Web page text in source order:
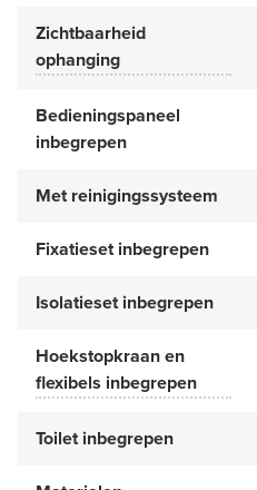
Zichtbaarheid
ophanging
Bedieningspaneel
inbegrepen
Met reinigingssysteem
Fixatieset inbegrepen
Isolatieset inbegrepen
Hoekstopkraan en
flexibels inbegrepen
Toilet inbegrepen